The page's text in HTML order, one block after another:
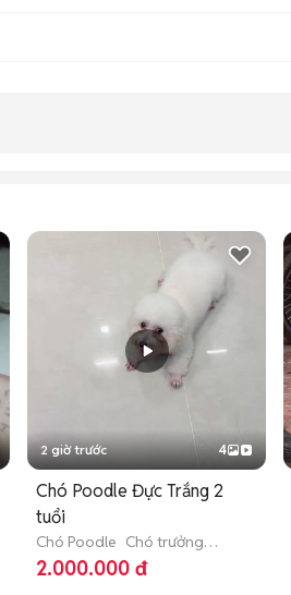
2 giờ trước 4
Chó Poodle Đực Trắng 2
tuổi
Chó Poodle Chó trưởng
thành (hơn 1 tuổi)
2.000.000 đ